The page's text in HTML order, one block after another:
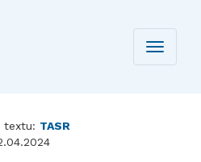
Toggle
textu: TASR